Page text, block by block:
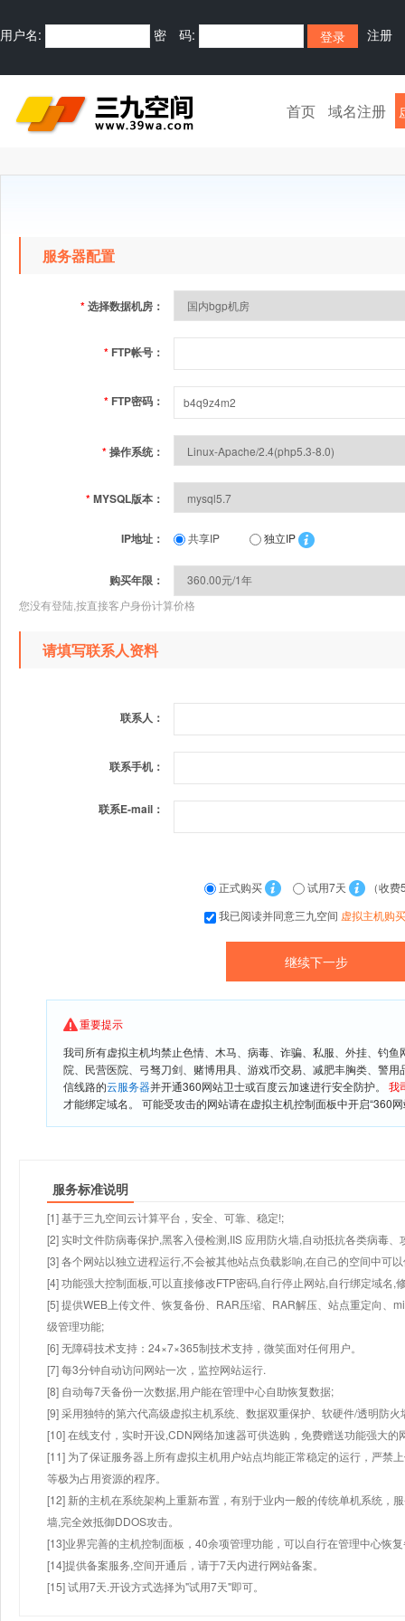
用户名: 密 码: 注册
首页 域名注册
服务器配置
*选择数据机房：
* FTP帐号：
* FTP密码：
*操作系统：
*MYSQL版本：
IP地址： 共享IP 独立IP
购买年限：
您没有登陆,按直接客户身份计算价格
请填写联系人资料
联系人：
联系手机：
联系E-mail：
正式购买 试用7天
（收费
我已阅读并同意三九空间 虚拟主机购
重要提示
我司所有虚拟主机均禁止色情、木马、病毒、诈骗、私服、外挂、钓
院、民营医院、弓驽刀剑、赌博用具、游戏币交易、减肥丰胸类、警
信线路的云服务器并开通360网站卫士或百度云加速进行安全防护。 我
才能绑定域名。 可能受攻击的网站请在虚拟主机控制面板中开启“360
服务标准说明
[1] 基于三九空间云计算平台，安全、可靠、稳定!;
[2] 实时文件防病毒保护,黑客入侵检测,IIS 应用防火墙,自动抵抗各类病毒、
[3] 各个网站以独立进程运行,不会被其他站点负载影响,在自己的空间中可
[4] 功能强大控制面板,可以直接修改FTP密码,自行停止网站,自行绑定域名,
[5] 提供WEB上传文件、恢复备份、RAR压缩、RAR解压、站点重定向、
级管理功能;
[6] 无障碍技术支持：24×7×365制技术支持，微笑面对任何用户。
[7] 每3分钟自动访问网站一次，监控网站运行.
[8] 自动每7天备份一次数据,用户能在管理中心自助恢复数据;
[9] 采用独特的第六代高级虚拟主机系统、数据双重保护、软硬件/透明防火
[10] 在线支付，实时开设,CDN网络加速器可供选购，免费赠送功能强大
[11] 为了保证服务器上所有虚拟主机用户站点均能正常稳定的运行，严禁
等极为占用资源的程序。
[12] 新的主机在系统架构上重新布置，有别于业内一般的传统单机系统，
墙,完全效抵御DDOS攻击。
[13]业界完善的主机控制面板，40余项管理功能，可以自行在管理中心恢
[14]提供备案服务,空间开通后，请于7天内进行网站备案。
[15] 试用7天.开设方式选择为"试用7天"即可。